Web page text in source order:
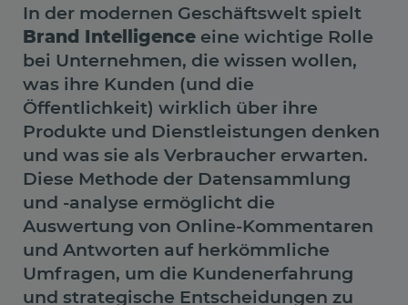
In der modernen Geschäftswelt spielt
Brand Intelligence eine wichtige Rolle
bei Unternehmen, die wissen wollen,
was ihre Kunden (und die
Öffentlichkeit) wirklich über ihre
Produkte und Dienstleistungen denken
und was sie als Verbraucher erwarten.
Diese Methode der Datensammlung
und -analyse ermöglicht die
Auswertung von Online-Kommentaren
und Antworten auf herkömmliche
Umfragen, um die Kundenerfahrung
und strategische Entscheidungen zu